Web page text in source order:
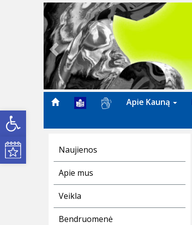
Open toolbar
Kultūros renginiai
Previous
Apie Kauną
Naujienos
Apie mus
Veikla
Bendruomenė